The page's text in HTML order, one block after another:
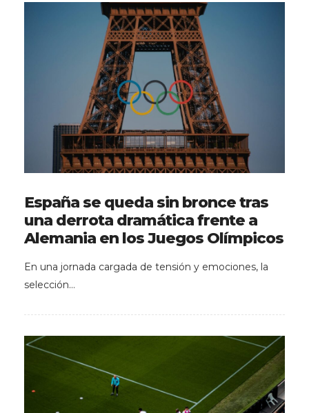
España se queda sin bronce tras
una derrota dramática frente a
Alemania en los Juegos Olímpicos
En una jornada cargada de tensión y emociones, la
selección…